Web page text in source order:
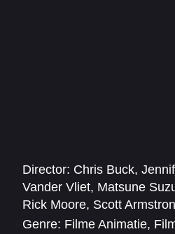
Director: Chris Buck,
Vander Vliet, Matsune
Rick Moore, Scott
Genre: Filme Animatie,